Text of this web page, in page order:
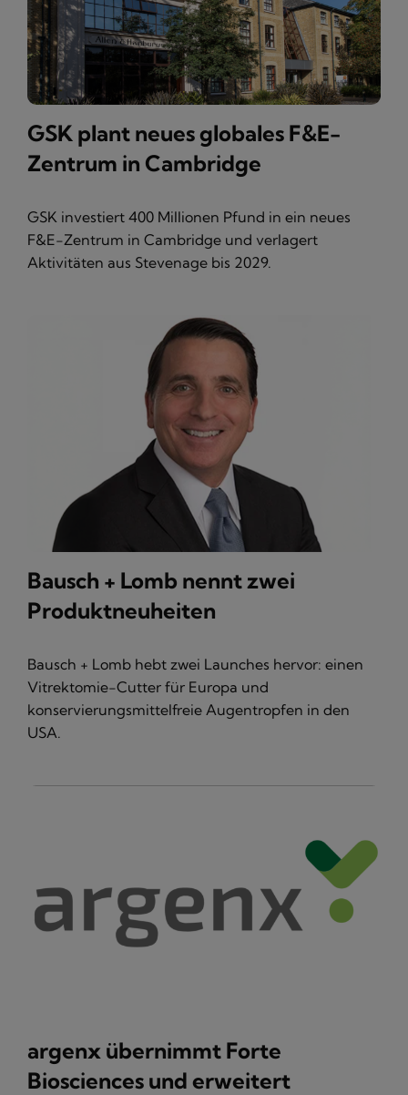
GSK plant neues globales F&E-
Zentrum in Cambridge
GSK investiert 400 Millionen Pfund in ein neues
F&E-Zentrum in Cambridge und verlagert
Aktivitäten aus Stevenage bis 2029.
Bausch + Lomb nennt zwei
Produktneuheiten
Bausch + Lomb hebt zwei Launches hervor: einen
Vitrektomie-Cutter für Europa und
konservierungsmittelfreie Augentropfen in den
USA.
argenx übernimmt Forte
Biosciences und erweitert